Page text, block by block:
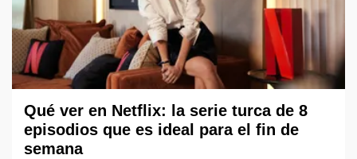
Qué ver en Netflix: la serie turca de 8
episodios que es ideal para el fin de
semana